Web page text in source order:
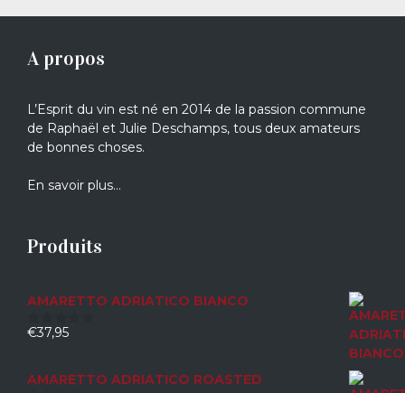
A propos
L’Esprit du vin est né en 2014 de la passion commune
de Raphaël et Julie Deschamps, tous deux amateurs
de bonnes choses.
En savoir plus…
Produits
AMARETTO ADRIATICO BIANCO
0
€37,95
AMARETTO ADRIATICO ROASTED